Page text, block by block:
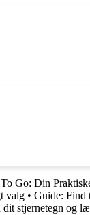
Go: Din
valg • Guide: Find
stjernetegn og